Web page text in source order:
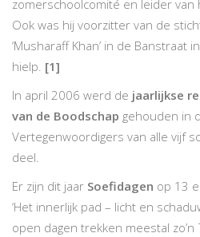
zomerschoolcomité en leider
Ook was hij voorzitter van de
‘Musharaff Khan’ in de Banstraat
hielp. [1]
In april 2006 werd de jaarlijkse
van de Boodschap gehouden in
Vertegenwoordigers van alle vijf
deel.
Er zijn dit jaar Soefidagen op 13
‘Het innerlijk pad – licht en
open dagen trekken meestal